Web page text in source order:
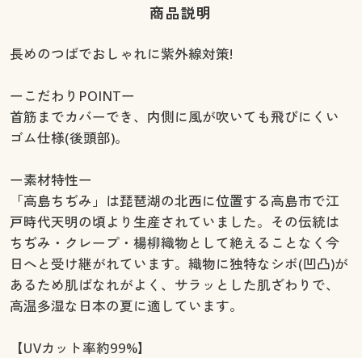
商品説明
長めのつばでおしゃれに紫外線対策!
ーこだわりPOINTー
首筋までカバーでき、内側に風が吹いても飛びにくい
ゴム仕様(後頭部)。
ー素材特性ー
「高島ちぢみ」は琵琶湖の北西に位置する高島市で江
戸時代天明の頃より生産されていました。その伝統は
ちぢみ・クレープ・楊柳織物として絶えることなく今
日へと受け継がれています。織物に独特なシボ(凹凸)が
あるため肌ばなれがよく、サラッとした肌ざわりで、
高温多湿な日本の夏に適しています。
【UVカット率約99%】